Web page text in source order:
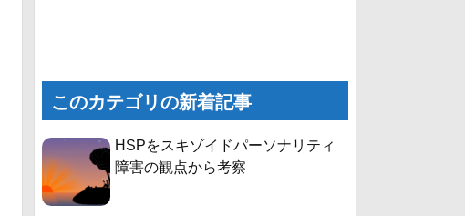
このカテゴリの新着記事
HSPをスキゾイドパーソナリティ
障害の観点から考察